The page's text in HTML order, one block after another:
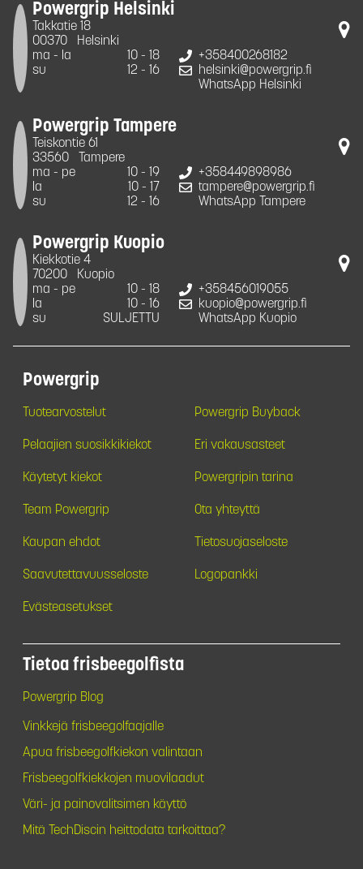
Powergrip Helsinki
Takkatie 18
00370
Helsinki
ma - la
10 - 18
su
12 - 16
+358400268182
helsinki@powergrip.fi
WhatsApp Helsinki
Powergrip Tampere
Teiskontie 61
33560
Tampere
ma - pe
10 - 19
la
10 - 17
su
12 - 16
+358449898986
tampere@powergrip.fi
WhatsApp Tampere
Powergrip Kuopio
Kiekkotie 4
70200
Kuopio
ma - pe
10 - 18
la
10 - 16
su
SULJETTU
+358456019055
kuopio@powergrip.fi
WhatsApp Kuopio
Powergrip
Tuotearvostelut Powergrip Buyback
Pelaajien suosikkikiekot Eri vakausasteet
Käytetyt kiekot Powergripin tarina
Team Powergrip Ota yhteyttä
Kaupan ehdot Tietosuojaseloste
Saavutettavuusseloste Logopankki
Evästeasetukset
Tietoa frisbeegolfista
Powergrip Blog
Vinkkejä frisbeegolfaajalle
Apua frisbeegolfkiekon valintaan
Frisbeegolfkiekkojen muovilaadut
Väri- ja painovalitsimen käyttö
Mitä TechDiscin heittodata tarkoittaa?